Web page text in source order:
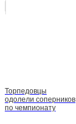
Торпедовцы
одолели соперников
по чемпионату